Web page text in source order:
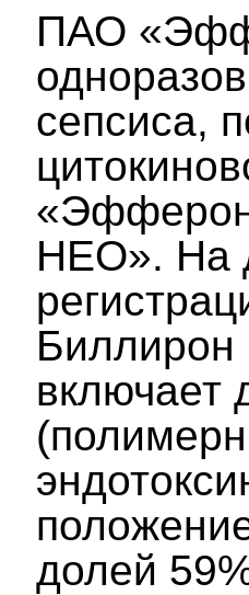
ПАО
сепсиса,
НЕО». На
включает
долей